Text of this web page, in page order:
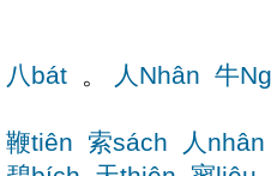
八bát 。 人Nhân 牛
鞭tiên 索sách 人nhân